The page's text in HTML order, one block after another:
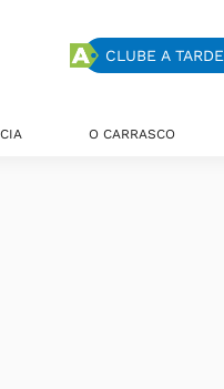
CLUBE A TARDE
O CARRASCO